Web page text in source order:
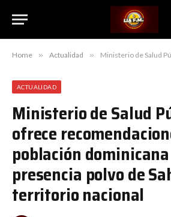
Home » Actualidad » Ministerio de Salud Pública ofrece recomendaciones a
ACTUALIDAD
Ministerio de Salud
ofrece
población
presencia polvo de
territorio nacional